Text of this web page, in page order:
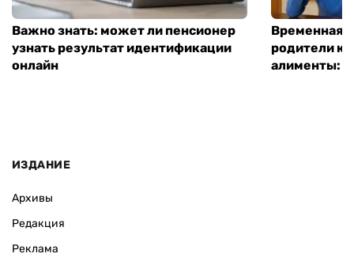
Важно знать: может ли пенсионер
узнать результат идентификации
онлайн
Временная
родители
алименты:
ИЗДАНИЕ
Архивы
Редакция
Реклама